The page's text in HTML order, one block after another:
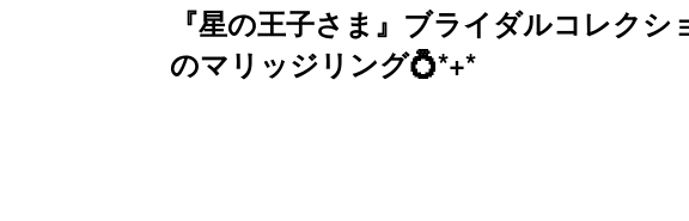
『星の王子さま』ブライダルコレク
のマリッジリング💍*+*